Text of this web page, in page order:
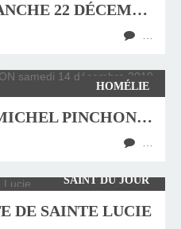
HOMÉLIE DU DIMANCHE 22 DÉCEMBRE 2019
HOMÉLIE
FUNÉRAILLES DE MICHEL PINCHON SAMEDI 14 DÉCEMBRE 2019 EN L’ÉGLISE DE BRETEUIL SUR ITON
SAINT DU JOUR
DE SAINTE LUCIE